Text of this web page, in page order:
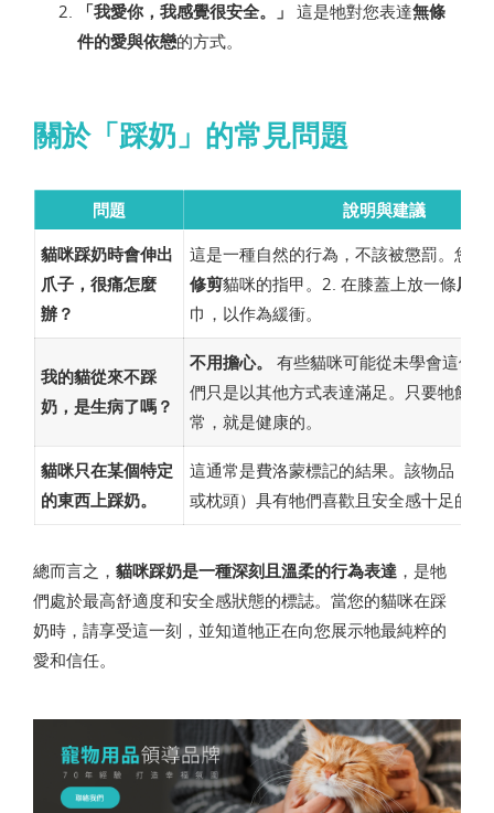
「我愛你，我感覺很安全。」 這是牠對您表達無條
件的愛與依戀的方式。
關於「踩奶」的常見問題
問題
說明與建議
貓咪踩奶時會伸出
爪子，很痛怎麼
辦？
這是一種自然的行為，不該被懲罰。您
修剪貓咪的指甲。2. 在膝蓋上放一條厚
巾，以作為緩衝。
我的貓從來不踩
奶，是生病了嗎？
不用擔心。
有些貓咪可能從未學會這個
們只是以其他方式表達滿足。只要牠飲食
常，就是健康的。
貓咪只在某個特定
的東西上踩奶。
這通常是費洛蒙標記的結果。該物品（例
或枕頭）具有牠們喜歡且安全感十足的氣
總而言之， 貓咪踩奶是一種深刻且溫柔的行為表達 ，是牠
們處於最高舒適度和安全感狀態的標誌。當您的貓咪在踩
奶時，請享受這一刻，並知道牠正在向您展示牠最純粹的
愛和信任。